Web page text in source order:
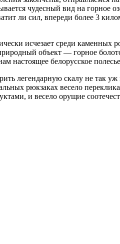
чудесный вид на
ли сил, впереди более 3
исчезает среди каменных
объект — горное
настоящее белорусское
легендарную скалу не так
рюкзаках весело
и весело орущие